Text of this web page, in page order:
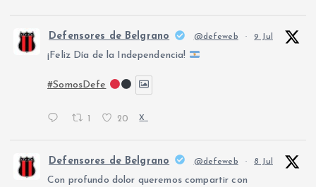
Defensores de Belgrano @defeweb · 9 Jul
¡Feliz Día de la Independencia!
#SomosDefe
1 20 X
Defensores de Belgrano @defeweb · 8 Jul
Con profundo dolor queremos compartir con